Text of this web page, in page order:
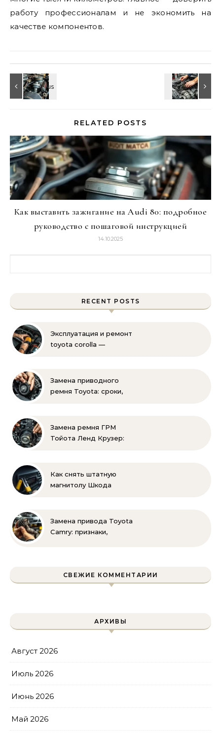
работу профессионалам и не экономить на
качестве компонентов.
RELATED POSTS
Как выставить зажигание на Audi 80: подробное
руководство с пошаговой инструкцией
14.10.2025
RECENT POSTS
Эксплуатация и ремонт
toyota corolla —
Замена приводного
ремня Toyota: сроки,
своими руками
Замена ремня ГРМ
Тойота Ленд Крузер:
Как снять штатную
магнитолу Шкода
руками
Замена привода Toyota
Camry: признаки,
СВЕЖИЕ КОММЕНТАРИИ
АРХИВЫ
Август 2026
Июль 2026
Июнь 2026
Май 2026